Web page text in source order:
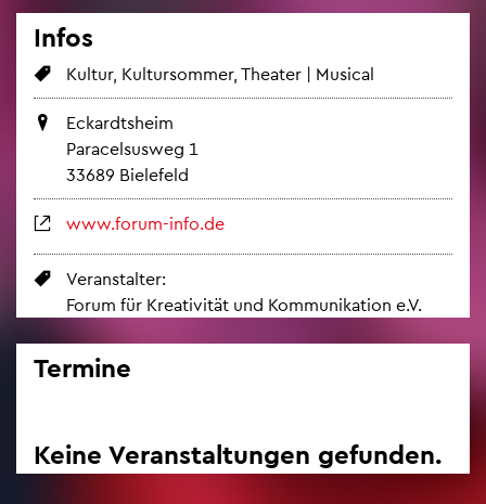
Infos
Kul­tur, Kul­tur­som­mer, Thea­ter | Mu­si­cal
Eckar­dts­heim
Pa­ra­cel­sus­weg 1
33689 Bie­le­feld
www.​forum-​info.​de
Ver­an­stal­ter:
Forum für Krea­ti­vi­tät und Kom­mu­ni­ka­ti­on e.V.
Ter­mi­ne
Keine Ver­an­stal­tun­gen ge­fun­den.